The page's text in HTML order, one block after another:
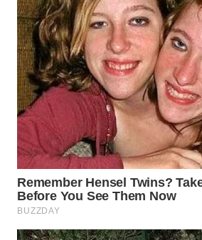
SIMALUNGUN
WN
LABUHANBATU
WN
TAPANULI
TENGAH
WN DELI
SERDANG
WN
TEBING